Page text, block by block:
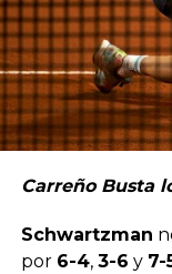
Carreño Busta
Schwartzman
por 6-4, 3-6 y 7-